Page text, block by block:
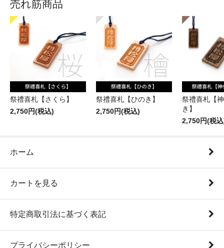
売れ筋商品
祭禮喜札【さくら】
2,750円(税込)
祭禮喜札【ひのき】
2,750円(税込)
祭禮喜札【
き】
2,750円(税
ホーム
カートを見る
特定商取引法に基づく表記
プライバシーポリシー